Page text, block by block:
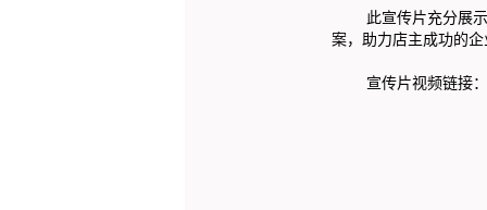
此宣传片充分展示
案，助力店主成功的
宣传片视频链接：